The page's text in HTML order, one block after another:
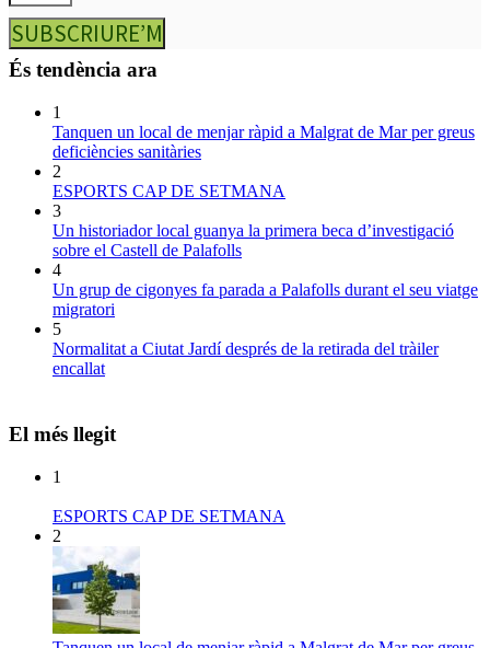
SUBSCRIURE’M
És tendència ara
1
Tanquen un local de menjar ràpid a Malgrat de Mar per greus
deficiències sanitàries
2
ESPORTS CAP DE SETMANA
3
Un historiador local guanya la primera beca d’investigació
sobre el Castell de Palafolls
4
Un grup de cigonyes fa parada a Palafolls durant el seu viatge
migratori
5
Normalitat a Ciutat Jardí després de la retirada del tràiler
encallat
El més llegit
1
ESPORTS CAP DE SETMANA
2